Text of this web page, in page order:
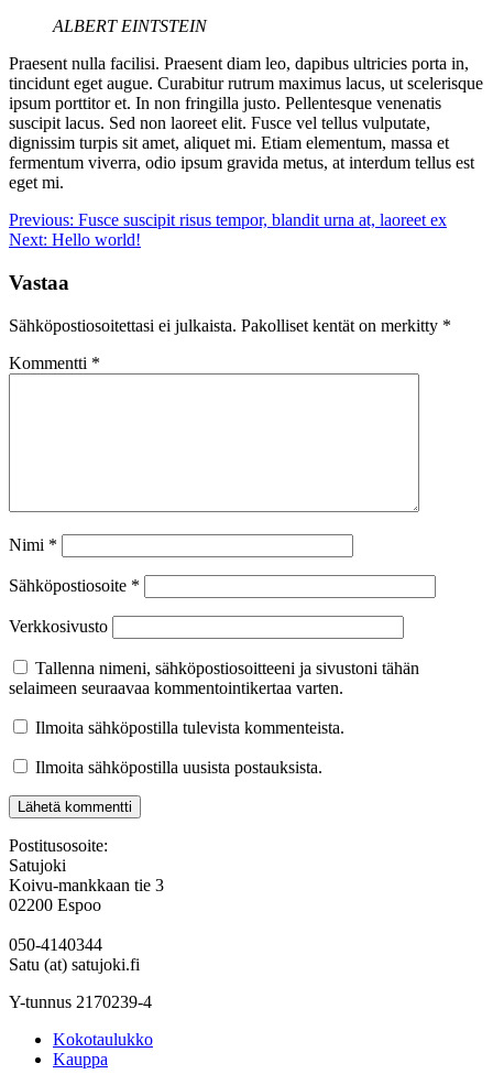
ALBERT EINTSTEIN
Praesent nulla facilisi. Praesent diam leo, dapibus ultricies porta in,
tincidunt eget augue. Curabitur rutrum maximus lacus, ut scelerisque
ipsum porttitor et. In non fringilla justo. Pellentesque venenatis
suscipit lacus. Sed non laoreet elit. Fusce vel tellus vulputate,
dignissim turpis sit amet, aliquet mi. Etiam elementum, massa et
fermentum viverra, odio ipsum gravida metus, at interdum tellus est
eget mi.
Artikkelien
selaus
Previous: Fusce suscipit risus tempor, blandit urna at, laoreet ex
Next: Hello world!
Vastaa
Sähköpostiosoitettasi ei julkaista. Pakolliset kentät on merkitty *
Kommentti *
Nimi *
Sähköpostiosoite *
Verkkosivusto
Tallenna nimeni, sähköpostiosoitteeni ja sivustoni tähän
selaimeen seuraavaa kommentointikertaa varten.
Ilmoita sähköpostilla tulevista kommenteista.
Ilmoita sähköpostilla uusista postauksista.
Postitusosoite:
Satujoki
Koivu-mankkaan tie 3
02200 Espoo
050-4140344
Satu (at) satujoki.fi
Y-tunnus 2170239-4
Kokotaulukko
Kauppa